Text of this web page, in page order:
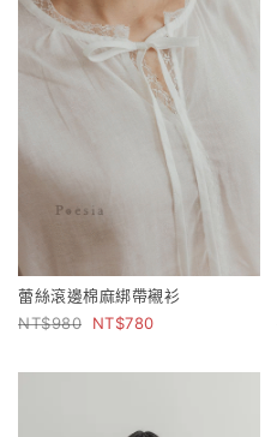
蕾絲滾邊棉麻綁帶襯衫
980
780